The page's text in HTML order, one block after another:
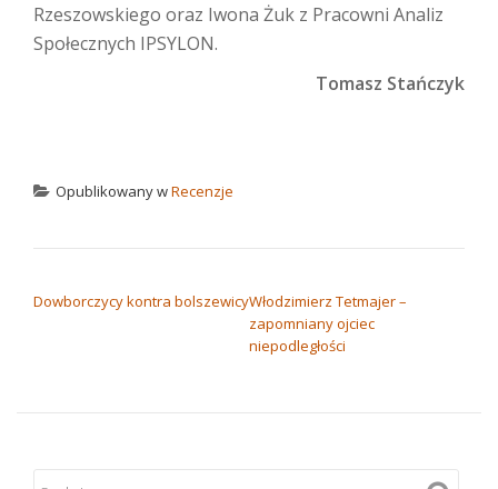
Rzeszowskiego oraz Iwona Żuk z Pracowni Analiz
Społecznych IPSYLON.
Tomasz Stańczyk
Opublikowany wRecenzje
Dowborczycy kontra bolszewicyWłodzimierz Tetmajer –
zapomniany ojciec
niepodległości